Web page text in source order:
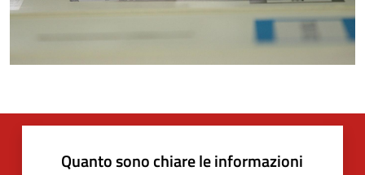
Quanto sono chiare le informazioni